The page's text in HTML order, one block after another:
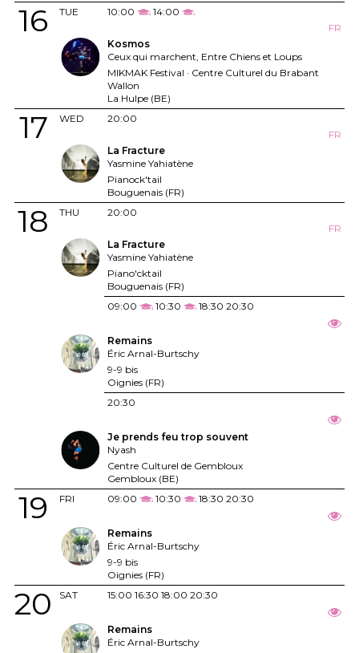
TUE
16 10:00
14:00
FR
Kosmos
Ceux qui marchent, Entre Chiens et Loups
MIKMAK Festival · Centre Culturel du Brabant
Wallon
La Hulpe (BE)
WED
17
20:00
FR
La Fracture
Yasmine Yahiatène
Pianock'tail
Bouguenais (FR)
THU
18
20:00
FR
La Fracture
Yasmine Yahiatène
Piano'cktail
Bouguenais (FR)
09:00
10:30 18:3020:30
Remains
Éric Arnal-Burtschy
9-9 bis
Oignies (FR)
20:30
Je prends feu trop souvent
Nyash
Centre Culturel de Gembloux
Gembloux (BE)
FRI
19 09:00 10:30 18:3020:30
Remains
Éric Arnal-Burtschy
9-9 bis
Oignies (FR)
SAT
20 15:00 16:30 18:00 20:30
Remains
Éric Arnal-Burtschy